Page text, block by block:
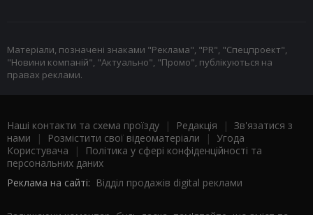
Матеріали, позначені знаками "Реклама", "PR", "Спецпроект",
"Новини компаній", "Актуально", "Промо", публікуються на
правах реклами.
Наші контакти та схема проїзду | Редакція | Зв'язатися з
нами | Розмістити свої відеоматеріали | Угода
Користувача |
Політика у сфері конфіденційності та
персональних даних
Реклама на сайті: Відділ продажів digital реклами